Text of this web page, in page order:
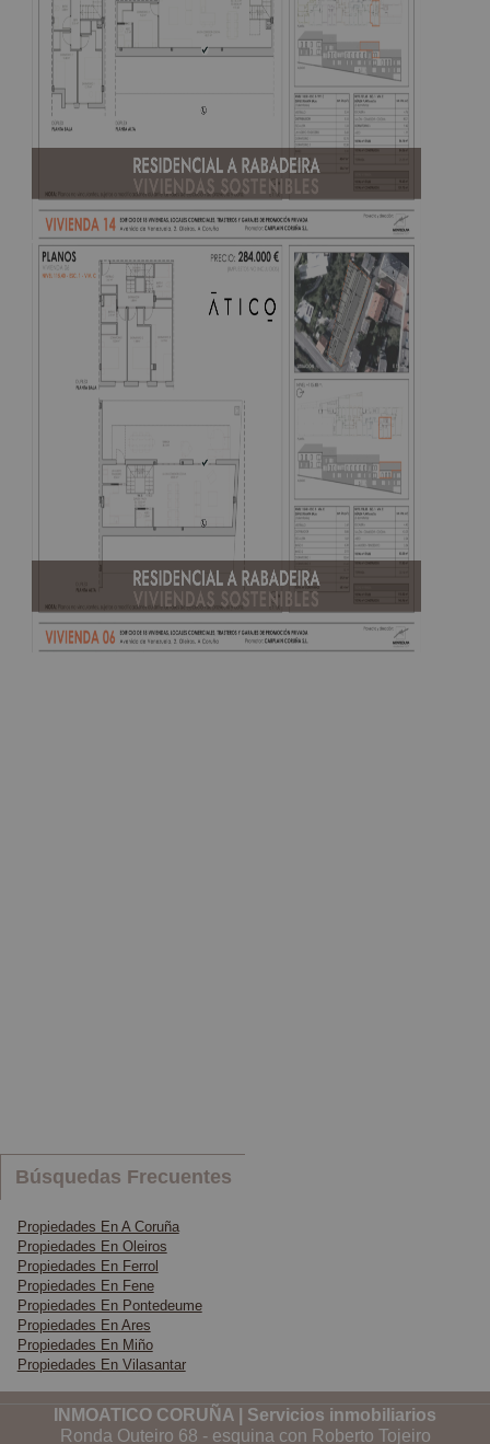
Búsquedas Frecuentes
Propiedades En A Coruña
Propiedades En Oleiros
Propiedades En Ferrol
Propiedades En Fene
Propiedades En Pontedeume
Propiedades En Ares
Propiedades En Miño
Propiedades En Vilasantar
INMOATICO CORUÑA | Servicios inmobiliarios
Ronda Outeiro 68 - esquina con Roberto Tojeiro